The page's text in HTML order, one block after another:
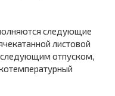
следующие
листовой
отпуском,